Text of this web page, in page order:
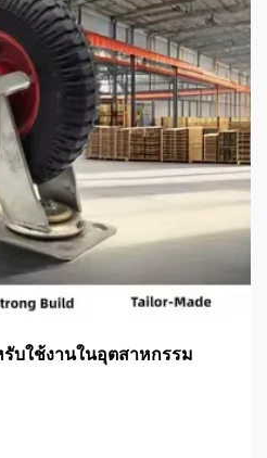
บใช้งานในอุตสาหกรรม